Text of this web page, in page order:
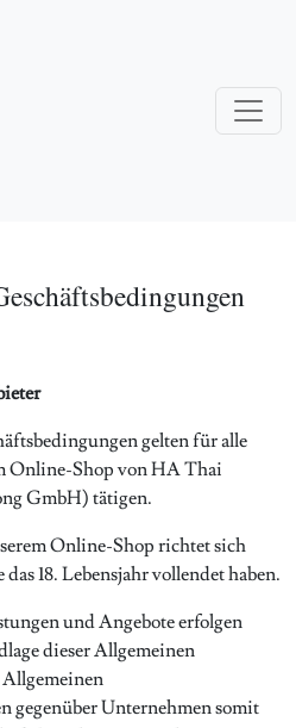
gelten für alle
Online-Shop von HA Thai
GmbH) tätigen.
Online-Shop richtet sich
18. Lebensjahr vollendet haben.
und Angebote erfolgen
dieser Allgemeinen
gegenüber Unternehmen somit